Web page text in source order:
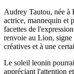
Audrey Tautou, née à
actrice, mannequin et
facettes de
renvoie au Lion, signe
créatives et à une
Le soleil leonin
appréciant l'attention